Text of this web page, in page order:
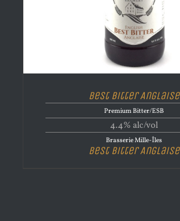
Best Bitter Anglaise
Premium Bitter/ESB
4.4% alc/vol
Brasserie Mille-Îles
Best Bitter Anglaise